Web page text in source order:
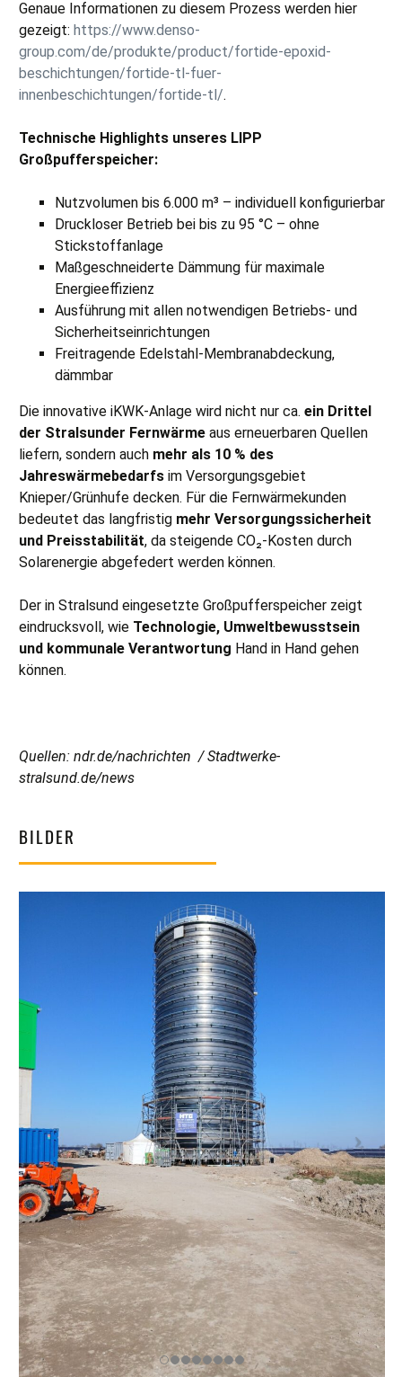
Genaue Informationen zu diesem Prozess werden hier
gezeigt: https://www.denso-
group.com/de/produkte/product/fortide-epoxid-
beschichtungen/fortide-tl-fuer-
innenbeschichtungen/fortide-tl/.
Technische Highlights unseres LIPP
Großpufferspeicher:
Nutzvolumen bis 6.000 m³ – individuell konfigurierbar
Druckloser Betrieb bei bis zu 95 °C – ohne
Stickstoffanlage
Maßgeschneiderte Dämmung für maximale
Energieeffizienz
Ausführung mit allen notwendigen Betriebs- und
Sicherheitseinrichtungen
Freitragende Edelstahl-Membranabdeckung,
dämmbar
Die innovative iKWK-Anlage wird nicht nur ca. ein Drittel
der Stralsunder Fernwärmeaus erneuerbaren Quellen
liefern, sondern auch mehr als 10% des
Jahreswärmebedarfsim Versorgungsgebiet
Knieper/Grünhufe decken. Für die Fernwärmekunden
bedeutet das langfristig mehr Versorgungssicherheit
und Preisstabilität, da steigende CO₂-Kosten durch
Solarenergie abgefedert werden können.
Der in Stralsund eingesetzte Großpufferspeicher zeigt
eindrucksvoll, wie Technologie, Umweltbewusstsein
und kommunale Verantwortung Hand in Hand gehen
können.
Quellen: ndr.de/nachrichten / Stadtwerke-
stralsund.de/news
BILDER